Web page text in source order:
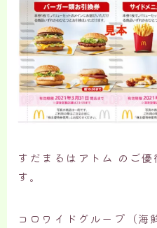
すだまるはアトム のご
す。
コロワイドグループ（海